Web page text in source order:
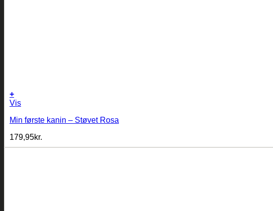
+
Vis
Min første kanin – Støvet Rosa
179,95kr.